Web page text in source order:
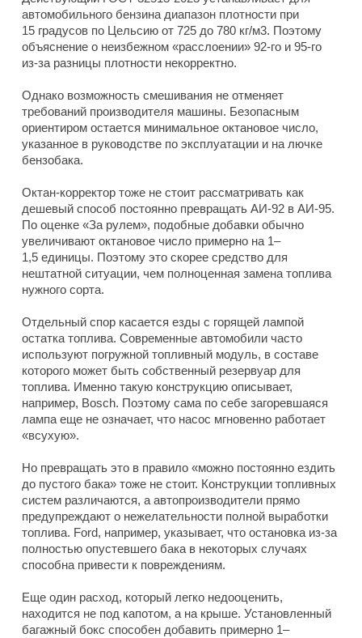
автомобильного бензина диапазон плотности при
15 градусов по Цельсию от 725 до 780 кг/м3. Поэтому
объяснение о неизбежном «расслоении» 92-го и 95-го
из-за разницы плотности некорректно.
Однако возможность смешивания не отменяет
требований производителя машины. Безопасным
ориентиром остается минимальное октановое число,
указанное в руководстве по эксплуатации и на лючке
бензобака.
Октан-корректор тоже не стоит рассматривать как
дешевый способ постоянно превращать АИ-92 в АИ-95.
По оценке «За рулем», подобные добавки обычно
увеличивают октановое число примерно на 1–
1,5 единицы. Поэтому это скорее средство для
нештатной ситуации, чем полноценная замена топлива
нужного сорта.
Отдельный спор касается езды с горящей лампой
остатка топлива. Современные автомобили часто
используют погружной топливный модуль, в составе
которого может быть собственный резервуар для
топлива. Именно такую конструкцию описывает,
например, Bosch. Поэтому сама по себе загоревшаяся
лампа еще не означает, что насос мгновенно работает
«всухую».
Но превращать это в правило «можно постоянно ездить
до пустого бака» тоже не стоит. Конструкции топливных
систем различаются, а автопроизводители прямо
предупреждают о нежелательности полной выработки
топлива. Ford, например, указывает, что остановка из-за
полностью опустевшего бака в некоторых случаях
способна привести к повреждениям.
Еще один расход, который легко недооценить,
находится не под капотом, а на крыше. Установленный
багажный бокс способен добавить примерно 1–